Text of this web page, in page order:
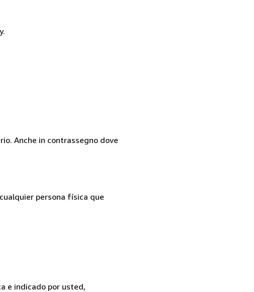
Anche in contrassegno dove
persona física que
e indicado por usted,